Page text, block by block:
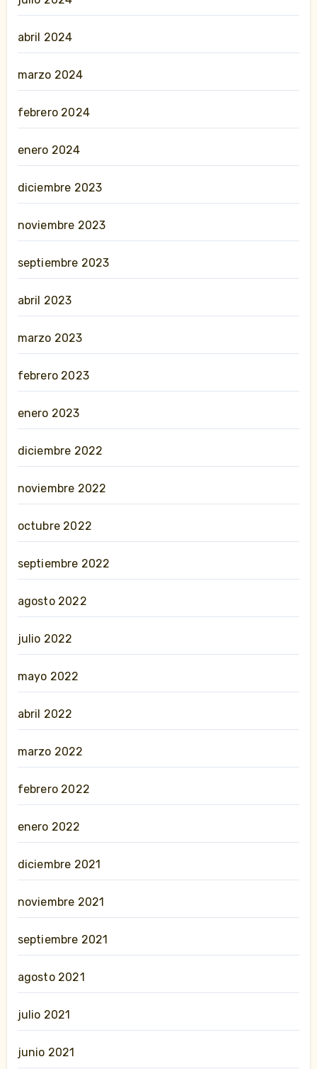
abril 2024
marzo 2024
febrero 2024
enero 2024
diciembre 2023
noviembre 2023
septiembre 2023
abril 2023
marzo 2023
febrero 2023
enero 2023
diciembre 2022
noviembre 2022
octubre 2022
septiembre 2022
agosto 2022
julio 2022
mayo 2022
abril 2022
marzo 2022
febrero 2022
enero 2022
diciembre 2021
noviembre 2021
septiembre 2021
agosto 2021
julio 2021
junio 2021